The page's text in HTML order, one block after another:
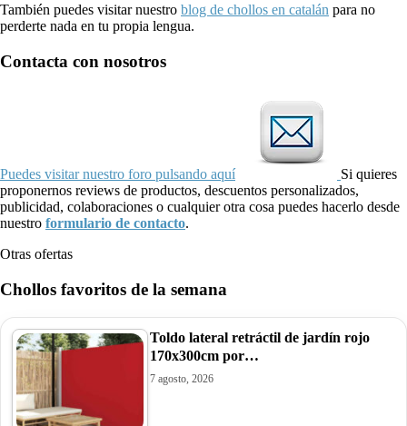
También puedes visitar nuestro blog de chollos en catalán para no
perderte nada en tu propia lengua.
Contacta con nosotros
Puedes visitar nuestro foro pulsando aquí
Si quieres
proponernos reviews de productos, descuentos personalizados,
publicidad, colaboraciones o cualquier otra cosa puedes hacerlo desde
nuestro formulario de contacto.
Otras ofertas
Chollos favoritos de la semana
Toldo lateral retráctil de jardín rojo
170x300cm por…
7 agosto, 2026